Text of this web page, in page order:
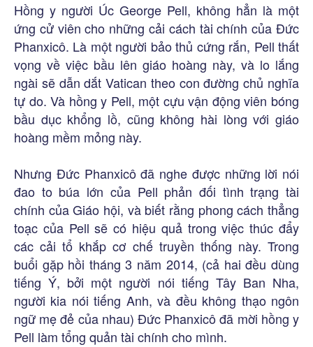
Hồng y người Úc George Pell, không hẳn là một
ứng cử viên cho những cải cách tài chính của Đức
Phanxicô. Là một người bảo thủ cứng rắn, Pell thất
vọng về việc bầu lên giáo hoàng này, và lo lắng
ngài sẽ dẫn dắt Vatican theo con đường chủ nghĩa
tự do. Và hồng y Pell, một cựu vận động viên bóng
bầu dục khổng lồ, cũng không hài lòng với giáo
hoàng mềm mỏng này.
Nhưng Đức Phanxicô đã nghe được những lời nói
đao to búa lớn của Pell phản đối tình trạng tài
chính của Giáo hội, và biết rằng phong cách thẳng
toạc của Pell sẽ có hiệu quả trong việc thúc đẩy
các cải tổ khắp cơ chế truyền thống này. Trong
buổi gặp hồi tháng 3 năm 2014, (cả hai đều dùng
tiếng Ý, bởi một người nói tiếng Tây Ban Nha,
người kia nói tiếng Anh, và đều không thạo ngôn
ngữ mẹ đẻ của nhau) Đức Phanxicô đã mời hồng y
Pell làm tổng quản tài chính cho mình.